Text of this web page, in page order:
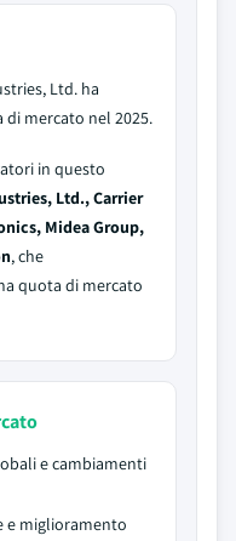
Ltd. ha
di mercato nel 2025.
in questo
Ltd., Carrier
Midea Group,
, che
quota di mercato
e cambiamenti
e miglioramento